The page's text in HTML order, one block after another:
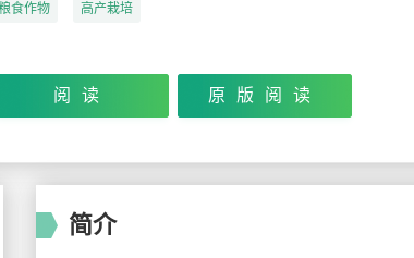
食作物 高产栽培
阅读 原版阅读
简介